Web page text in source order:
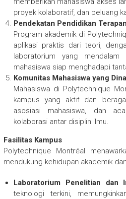
proyek kolaboratif, dan peluang
Pendekatan Pendidikan
Program akademik di
aplikasi praktis dari teori,
laboratorium yang mendalam
mahasiswa siap menghadapi
Komunitas Mahasiswa yang
Mahasiswa di Polytechnique
kampus yang aktif dan
asosiasi mahasiswa, dan
kolaborasi antar disiplin ilmu.
Fasilitas Kampus
Polytechnique Montréal
mendukung kehidupan akademik
Laboratorium Penelitian dan
teknologi terkini,